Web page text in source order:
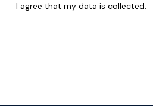
I agree that my data is collected.